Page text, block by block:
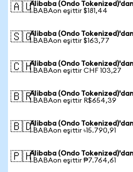
🇦🇺Alibaba (Ondo
1 BABAon eşittir $181,44
🇸🇬Alibaba (Ondo
1 BABAon eşittir $163,77
🇨🇭Alibaba (Ondo
1 BABAon eşittir CHF 103,27
🇧🇷Alibaba (Ondo
1 BABAon eşittir R$654,39
🇧🇩Alibaba (Ondo
1 BABAon eşittir ৳15.790,91
🇵🇭Alibaba (Ondo
1 BABAon eşittir ₱7.764,61